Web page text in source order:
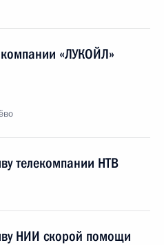
«ЛУКОЙЛ»
телекомпании НТВ
НИИ скорой помощи